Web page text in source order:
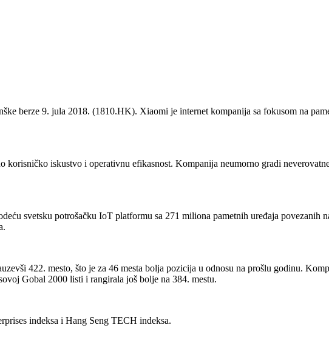
berze 9. jula 2018. (1810.HK). Xiaomi je internet kompanija sa fokusom na
iskustvo i operativnu efikasnost. Kompanija neumorno gradi
svetsku potrošačku IoT platformu sa 271 miliona pametnih uređaja povezanih
422. mesto, što je za 46 mesta bolja pozicija u odnosu na prošlu godinu.
Gobal 2000 listi i rangirala još bolje na 384. mestu.
indeksa i Hang Seng TECH indeksa.